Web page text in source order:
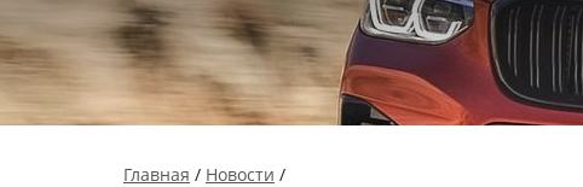
Главная / Новости /